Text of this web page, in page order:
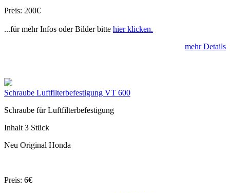
Preis: 200€
...für mehr Infos oder Bilder bitte hier klicken.
mehr Details
Schraube Luftfilterbefestigung VT 600
Schraube für Luftfilterbefestigung
Inhalt 3 Stück
Neu Original Honda
Preis: 6€